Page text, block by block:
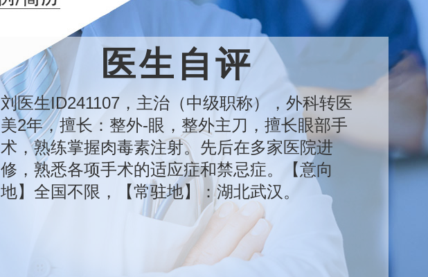
医生自评
刘医生ID241107，主治（中级职称），外科转医
美2年，擅长：整外-眼，整外主刀，擅长眼部手
术，熟练掌握肉毒素注射。先后在多家医院进
修，熟悉各项手术的适应症和禁忌症。【意向
地】全国不限，【常驻地】：湖北武汉。